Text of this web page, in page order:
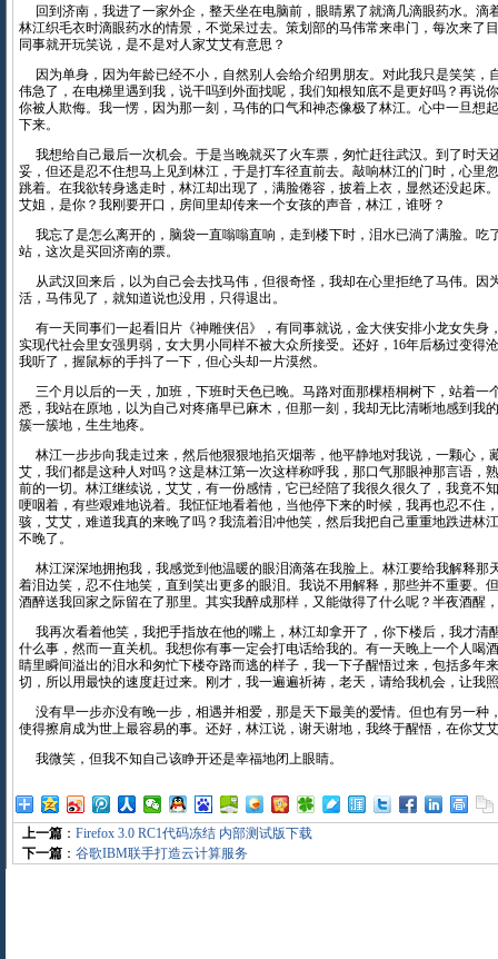
回到济南，我进了一家外企，整天坐在电脑前，眼睛累了就滴几滴眼药水。滴
林江织毛衣时滴眼药水的情景，不觉呆过去。策划部的马伟常来串门，每次来了
同事就开玩笑说，是不是对人家艾艾有意思？
因为单身，因为年龄已经不小，自然别人会给介绍男朋友。对此我只是笑笑，
伟急了，在电梯里遇到我，说干吗到外面找呢，我们知根知底不是更好吗？再说
你被人欺侮。我一愣，因为那一刻，马伟的口气和神态像极了林江。心中一旦想
下来。
我想给自己最后一次机会。于是当晚就买了火车票，匆忙赶往武汉。到了时天
妥，但还是忍不住想马上见到林江，于是打车径直前去。敲响林江的门时，心里
跳着。在我欲转身逃走时，林江却出现了，满脸倦容，披着上衣，显然还没起床
艾姐，是你？我刚要开口，房间里却传来一个女孩的声音，林江，谁呀？
我忘了是怎么离开的，脑袋一直嗡嗡直响，走到楼下时，泪水已淌了满脸。吃
站，这次是买回济南的票。
从武汉回来后，以为自己会去找马伟，但很奇怪，我却在心里拒绝了马伟。因
活，马伟见了，就知道说也没用，只得退出。
有一天同事们一起看旧片《神雕侠侣》，有同事就说，金大侠安排小龙女失身
实现代社会里女强男弱，女大男小同样不被大众所接受。还好，16年后杨过变得
我听了，握鼠标的手抖了一下，但心头却一片漠然。
三个月以后的一天，加班，下班时天色已晚。马路对面那棵梧桐树下，站着一
悉，我站在原地，以为自己对疼痛早已麻木，但那一刻，我却无比清晰地感到我
簇一簇地，生生地疼。
林江一步步向我走过来，然后他狠狠地掐灭烟蒂，他平静地对我说，一颗心，
艾，我们都是这种人对吗？这是林江第一次这样称呼我，那口气那眼神那言语，
前的一切。林江继续说，艾艾，有一份感情，它已经陪了我很久很久了，我竟
哽咽着，有些艰难地说着。我怔怔地看着他，当他停下来的时候，我再也忍不住
骇，艾艾，难道我真的来晚了吗？我流着泪冲他笑，然后我把自己重重地跌进林
不晚了。
林江深深地拥抱我，我感觉到他温暖的眼泪滴落在我脸上。林江要给我解释那
着泪边笑，忍不住地笑，直到笑出更多的眼泪。我说不用解释，那些并不重要。
酒醉送我回家之际留在了那里。其实我醉成那样，又能做得了什么呢？半夜酒醒
我再次看着他笑，我把手指放在他的嘴上，林江却拿开了，你下楼后，我才清
什么事，然而一直关机。我想你有事一定会打电话给我的。有一天晚上一个人喝
睛里瞬间溢出的泪水和匆忙下楼夺路而逃的样子，我一下子醒悟过来，包括多年
切，所以用最快的速度赶过来。刚才，我一遍遍祈祷，老天，请给我机会，让我
没有早一步亦没有晚一步，相遇并相爱，那是天下最美的爱情。但也有另一种
使得擦肩成为世上最容易的事。还好，林江说，谢天谢地，我终于醒悟，在你艾
我微笑，但我不知自己该睁开还是幸福地闭上眼睛。
上一篇 ： Firefox 3.0 RC1代码冻结 内部测试版下载
下一篇 ： 谷歌IBM联手打造云计算服务